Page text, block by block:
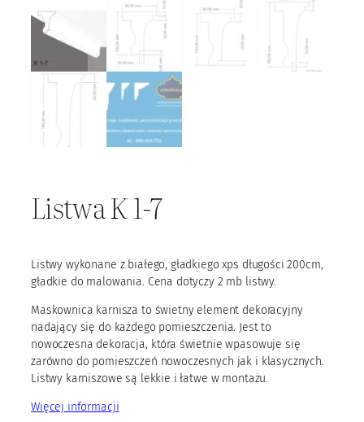
Listwa K 1-7
Listwy wykonane z białego, gładkiego xps długości 200cm,
gładkie do malowania. Cena dotyczy 2 mb listwy.
Maskownica karnisza to świetny element dekoracyjny
nadający się do każdego pomieszczenia. Jest to
nowoczesna dekoracja, która świetnie wpasowuje się
zarówno do pomieszczeń nowoczesnych jak i klasycznych.
Listwy karniszowe są lekkie i łatwe w montażu.
Więcej informacji